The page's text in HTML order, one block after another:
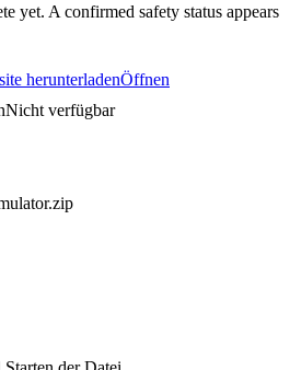
yet. A confirmed safety status appears
herunterladenÖffnen
Nicht verfügbar